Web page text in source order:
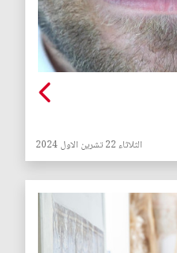
الثلاثاء 22 تشرين الاول 2024